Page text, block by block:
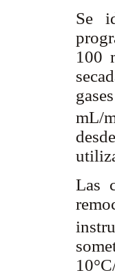
Se
100
mL/
Las